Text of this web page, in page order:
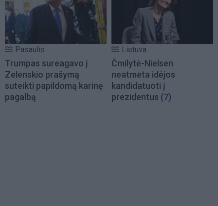
Pasaulis
Trumpas sureagavo į
Zelenskio prašymą
suteikti papildomą karinę
pagalbą
Lietuva
Čmilytė-Nielsen
neatmeta idėjos
kandidatuoti į
prezidentus (7)